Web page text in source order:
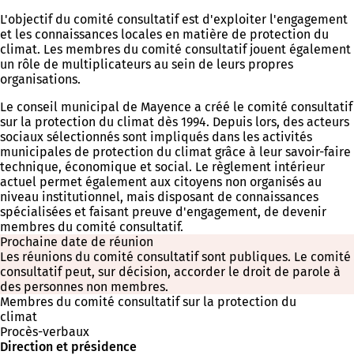
L'objectif du comité consultatif est d'exploiter l'engagement
et les connaissances locales en matière de protection du
climat. Les membres du comité consultatif jouent également
un rôle de multiplicateurs au sein de leurs propres
organisations.
Le conseil municipal de Mayence a créé le comité consultatif
sur la protection du climat dès 1994. Depuis lors, des acteurs
sociaux sélectionnés sont impliqués dans les activités
municipales de protection du climat grâce à leur savoir-faire
technique, économique et social. Le règlement intérieur
actuel permet également aux citoyens non organisés au
niveau institutionnel, mais disposant de connaissances
spécialisées et faisant preuve d'engagement, de devenir
membres du comité consultatif.
Prochaine date de réunion
Les réunions du comité consultatif sont publiques. Le comité
consultatif peut, sur décision, accorder le droit de parole à
des personnes non membres.
Membres du comité consultatif sur la protection du
climat
Procès-verbaux
Direction et présidence